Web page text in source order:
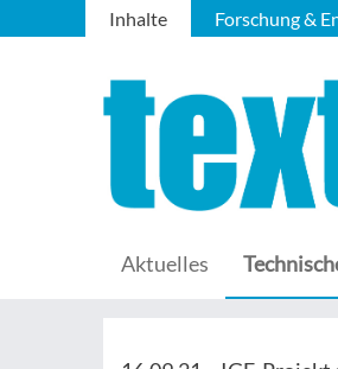
Inhalte Forschung &
Aktuelles